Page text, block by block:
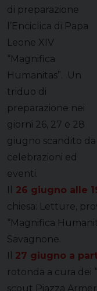
di preparazione
l’Enciclica di Papa
Leone XIV
“Magnifica
Humanitas”. Un
triduo di
preparazione nei
giorni 26, 27 e 28
giugno scandito da
celebrazioni ed
eventi.
26 giugno alle
chiesa: Letture,
“Magnifica
Savagnone.
27 giugno a
rotonda a cura dei
scout Piazza